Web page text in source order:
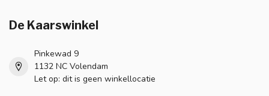
De Kaarswinkel
Pinkewad 9
1132 NC Volendam
Let op: dit is geen winkellocatie